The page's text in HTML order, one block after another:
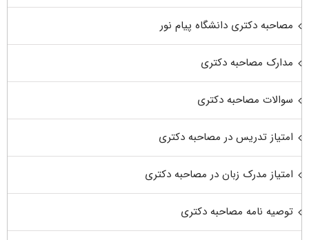
مصاحبه دکتری دانشگاه پیام نور
مدارک مصاحبه دکتری
سوالات مصاحبه دکتری
امتیاز تدریس در مصاحبه دکتری
امتیاز مدرک زبان در مصاحبه دکتری
توصیه نامه مصاحبه دکتری